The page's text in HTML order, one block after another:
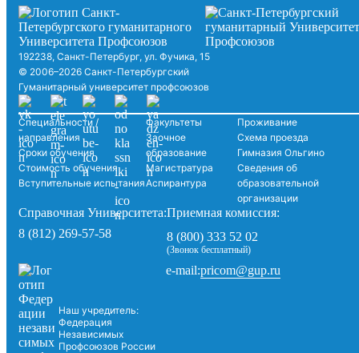
192238, Санкт-Петербург, ул. Фучика, 15
© 2006–2026 Санкт-Петербургский
Гуманитарный университет профсоюзов
Специальности /
направления
Сроки обучения
Стоимость обучения
Вступительные испытания
Факультеты
Заочное
образование
Магистратура
Аспирантура
Проживание
Схема проезда
Гимназия Ольгино
Сведения об
образовательной
организации
Справочная Университета:
8 (812) 269-57-58
Приемная комиссия:
8 (800) 333 52 02
(Звонок бесплатный)
Наш учредитель:
Федерация
Независимых
Профсоюзов России
e-mail:pricom@gup.ru